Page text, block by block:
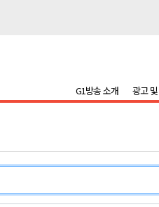
G1방송 소개 광고